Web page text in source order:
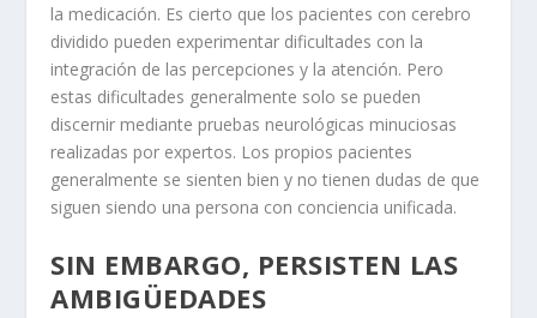
la medicación. Es cierto que los pacientes con cerebro
dividido pueden experimentar dificultades con la
integración de las percepciones y la atención. Pero
estas dificultades generalmente solo se pueden
discernir mediante pruebas neurológicas minuciosas
realizadas por expertos. Los propios pacientes
generalmente se sienten bien y no tienen dudas de que
siguen siendo una persona con conciencia unificada.
SIN EMBARGO, PERSISTEN LAS
AMBIGÜEDADES